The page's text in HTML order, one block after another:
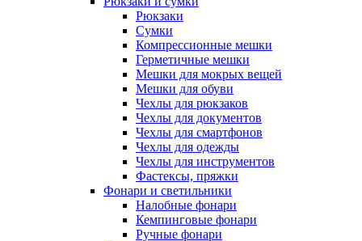
Рюкзаки
Сумки
Компрессионные мешки
Герметичные мешки
Мешки для мокрых вещей
Мешки для обуви
Чехлы для рюкзаков
Чехлы для документов
Чехлы для смартфонов
Чехлы для одежды
Чехлы для инструментов
Фастексы, пряжки
Фонари и светильники
Налобные фонари
Кемпинговые фонари
Ручные фонари